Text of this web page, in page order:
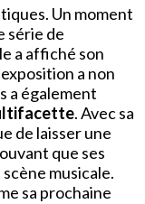
Un moment
série de
a affiché son
a non
a également
. Avec sa
de laisser une
que ses
musicale.
sa prochaine